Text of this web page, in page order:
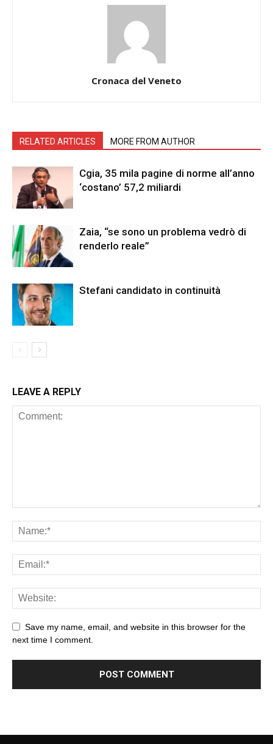
Cronaca del Veneto
RELATED ARTICLES MORE FROM AUTHOR
Cgia, 35 mila pagine di norme all’anno
‘costano’ 57,2 miliardi
Zaia, “se sono un problema vedrò di
renderlo reale”
Stefani candidato in continuità
LEAVE A REPLY
Save my name, email, and website in this browser for the
next time I comment.